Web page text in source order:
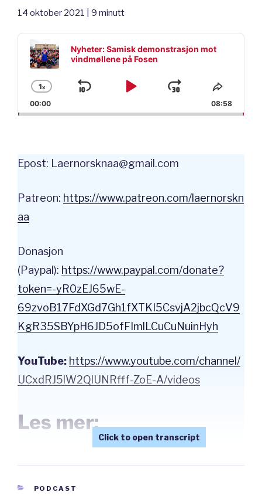
14 oktober 2021 | 9 minutt
Audio
Player
Nyheter: Samisk demonstrasjon mot
vindmøllene på Fosen
Change
Playback
Rate
1x
Skip
Backward
Play
Pause
Jump
Forward
Share
This
00:00 08:58
Epost: Laernorsknaa@gmail.com
Patreon: ⁠https://www.patreon.com/laernorskn
aa⁠
Donasjon
(Paypal): ⁠https://www.paypal.com/donate?
token=-yR0zEJ65wE-
69zvoB17FdXGd7Gh1fXTKI5CsvjA2jbcQcV9
KgR35SBYpH6JD5ofFImlLCuCuNuinHyh⁠
YouTube: ⁠https://www.youtube.com/channel/
UCxdRJ5lW2QlUNRfff-ZoE-A/videos
Les mer:
CATEGORIES
PODCAST